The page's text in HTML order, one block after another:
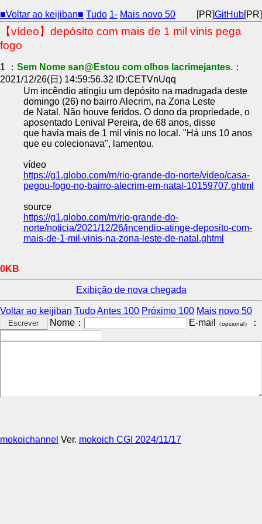
■Voltar ao keijiban■ Tudo 1- Mais novo 50 [PR]GitHub[PR]
【vídeo】depósito com mais de 1 mil vinis pega
fogo
1 ： Sem Nome san@Estou com olhos lacrimejantes. ：
2021/12/26(日) 14:59:56.32 ID:CETVnUqq
Um incêndio atingiu um depósito na madrugada deste
domingo (26) no bairro Alecrim, na Zona Leste
de Natal. Não houve feridos. O dono da propriedade, o
aposentado Lenival Pereira, de 68 anos, disse
que havia mais de 1 mil vinis no local. "Há uns 10 anos
que eu colecionava", lamentou.
vídeo
https://g1.globo.com/rn/rio-grande-do-norte/video/casa-
pegou-fogo-no-bairro-alecrim-em-natal-10159707.ghtml
source
https://g1.globo.com/rn/rio-grande-do-
norte/noticia/2021/12/26/incendio-atinge-deposito-com-
mais-de-1-mil-vinis-na-zona-leste-de-natal.ghtml
0KB
Exibição de nova chegada
Voltar ao keijiban TudoAntes 100 Próximo 100 Mais novo 50
Nome：
E-mail （opcional） ：
mokoichannel Ver. mokoich CGI 2024/11/17